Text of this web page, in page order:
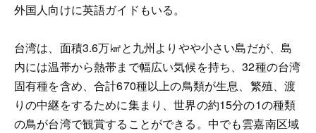
外国人向けに英語ガイドもいる。
台湾は、面積3.6万㎢と九州よりやや小さい島だが、島
内には温帯から熱帯まで幅広い気候を持ち、32種の台湾
固有種を含め、合計670種以上の鳥類が生息、繁殖、渡
りの中継をするために集まり、世界の約15分の1の種類
の鳥が台湾で観賞することができる。中でも雲嘉南区域